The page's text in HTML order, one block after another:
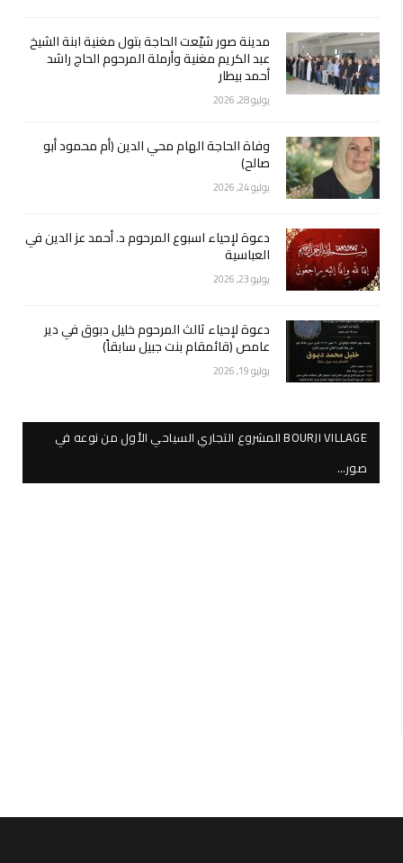
مدينة صور شيّعت الحاجة بتول مغنية ابنة الشيخ
عبد الكريم مغنية وأرملة المرحوم الحاج راشد
أحمد بيطار
يوليو 28, 2026
وفاة الحاجة الهام محي الدين (أم محمود أبو
صالح)
يوليو 24, 2026
دعوة لإحياء اسبوع المرحوم د. أحمد عز الدين في
العباسية
يوليو 23, 2026
دعوة لإحياء ثالث المرحوم خليل دبوق في دير
عامص (قائمقام بنت جبيل سابقاً)
يوليو 19, 2026
BOURJI VILLAGE المشروع التجاري السياحي الأول من نوعه في
صور…